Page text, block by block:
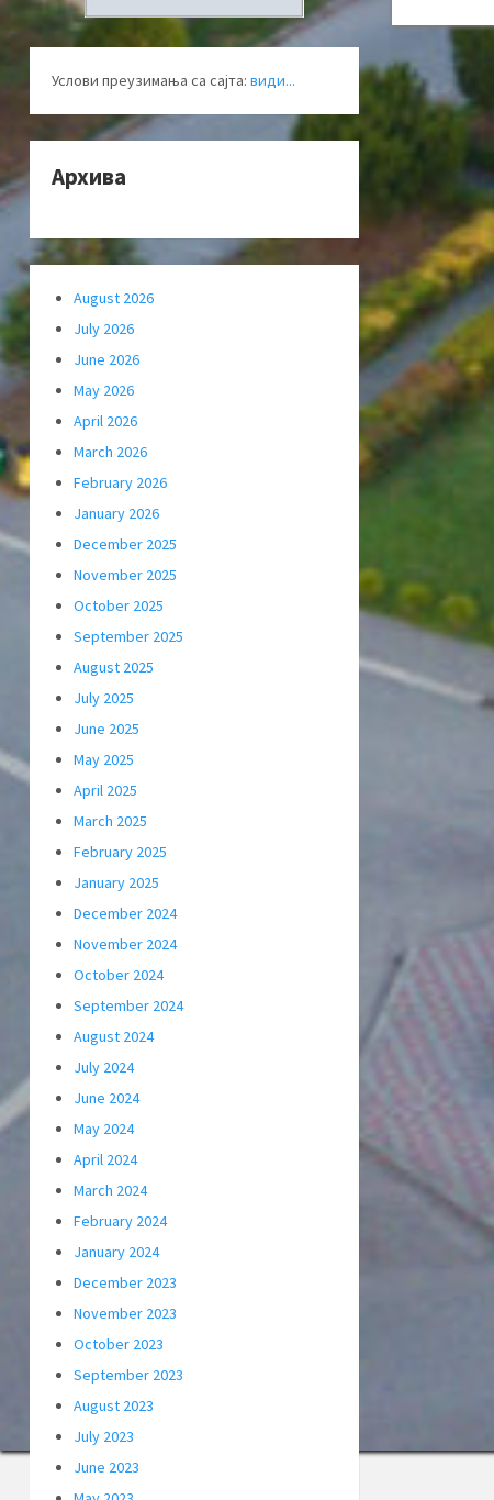
Услови преузимања са сајта: види...
Архива
August 2026
July 2026
June 2026
May 2026
April 2026
March 2026
February 2026
January 2026
December 2025
November 2025
October 2025
September 2025
August 2025
July 2025
June 2025
May 2025
April 2025
March 2025
February 2025
January 2025
December 2024
November 2024
October 2024
September 2024
August 2024
July 2024
June 2024
May 2024
April 2024
March 2024
February 2024
January 2024
December 2023
November 2023
October 2023
September 2023
August 2023
July 2023
June 2023